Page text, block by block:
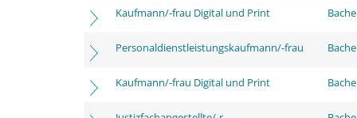
Kaufmann/-frau Digital und Print
Personaldienstleistungskaufmann/-frau
Kaufmann/-frau Digital und Print